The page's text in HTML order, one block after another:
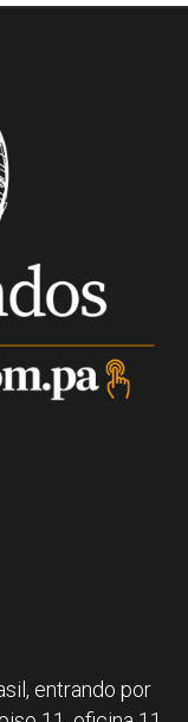
entrando por